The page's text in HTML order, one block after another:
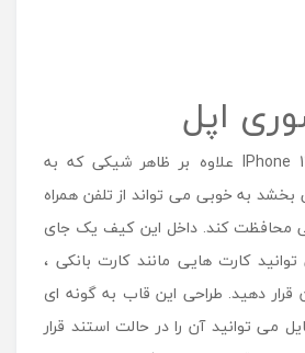
اپل
کیف کلاسوری اپل IPhone 13 علاوه بر ظاهر شیکی که به
به خوبی می تواند از تلفن همراه
محافظت کند. داخل این کیف یک جای
کارت هایی مانند کارت بانکی ،
قرار دهید. طراحی این قاب به گونه ای
می توانید آن را در حالت استند قرار